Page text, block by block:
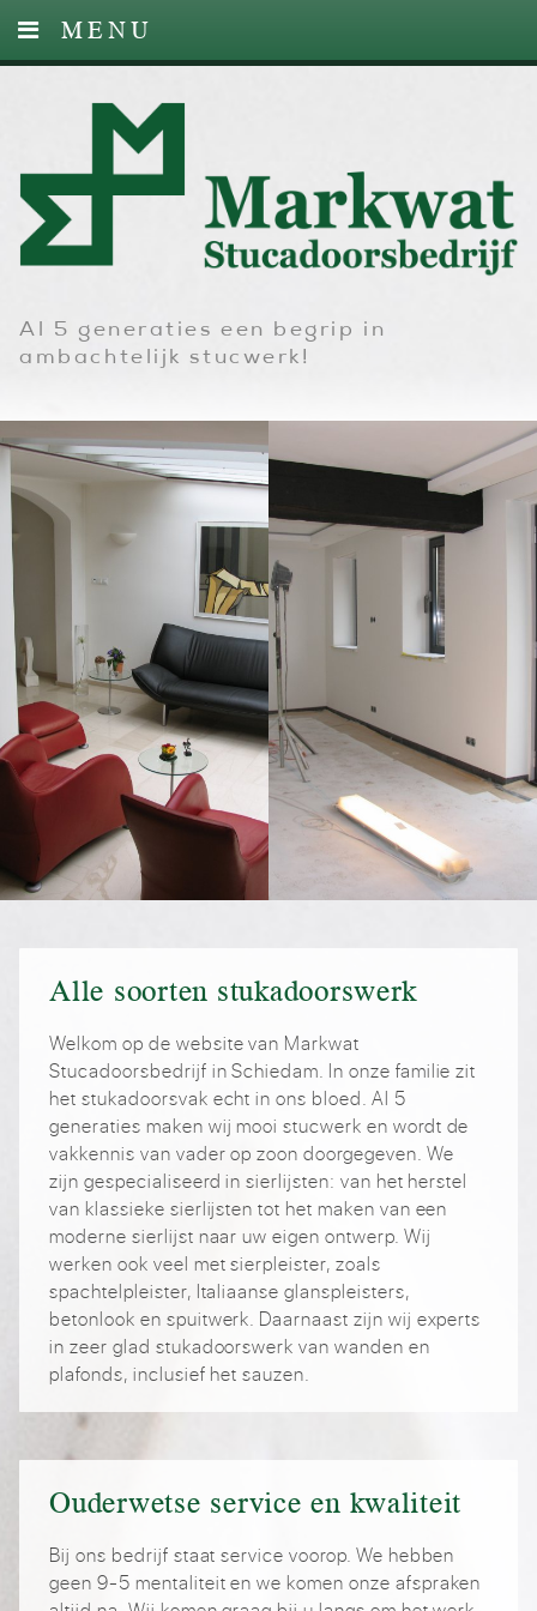
Al 5 generaties een begrip in
ambachtelijk stucwerk!
MENU
DIENSTEN
FOTO’S
CONTACT
Alle soorten stukadoorswerk
Welkom op de website van Markwat
Stucadoorsbedrijf in Schiedam. In onze familie zit
het stukadoorsvak echt in ons bloed. Al 5
generaties maken wij mooi stucwerk en wordt de
vakkennis van vader op zoon doorgegeven. We
zijn gespecialiseerd in sierlijsten: van het herstel
van klassieke sierlijsten tot het maken van een
moderne sierlijst naar uw eigen ontwerp. Wij
werken ook veel met sierpleister, zoals
spachtelpleister, Italiaanse glanspleisters,
betonlook en spuitwerk. Daarnaast zijn wij experts
in zeer glad stukadoorswerk van wanden en
plafonds, inclusief het sauzen.
Ouderwetse service en kwaliteit
Bij ons bedrijf staat service voorop. We hebben
geen 9-5 mentaliteit en we komen onze afspraken